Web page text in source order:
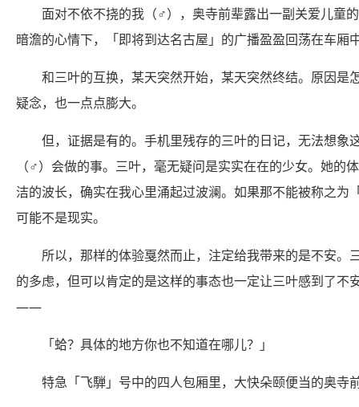
面对不依不挠的我（♂），奥寺前辈露出一副关爱儿童
暗澹的心情下，「即将到达名古屋」的广播盈盈回荡在车厢
和三叶的互换，某天突然开始，某天突然终结。原因
疑念，也一点点膨大。
但，证据是有的。手机里残存的三叶的日记，无法想
（♂）会做的事。三叶，毫无疑问是实实在在的少女。她
洁的波长，确实在我心里涌起过波澜。如果那不能被称之
可能不是现实。
所以，那样的体验戛然而止，注定给我带来的是不安
的多虑，但可以肯定的是这样的事态也一定让三叶感到了
——
「蛤？具体的地方你也不知道在哪儿？」
特急「飞騨」号中的四人包厢里，大快朵颐便当的奥寺